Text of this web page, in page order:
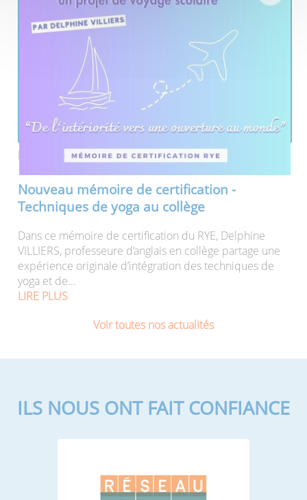
Publié le 24/10/2025
Nouveau mémoire de certification -
Techniques de yoga au collège
Dans ce mémoire de certification du RYE, Delphine
VILLIERS, professeure d’anglais en collège partage une
expérience originale d’intégration des techniques de
yoga et de...
LIRE PLUS
Voir toutes nos actualités
ILS NOUS ONT FAIT CONFIANCE